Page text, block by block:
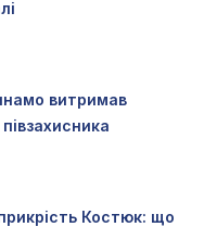
витримав
Костюк: що